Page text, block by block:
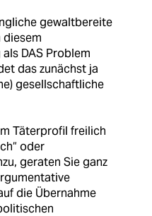
gewaltbereite
diesem
DAS Problem
das zunächst ja
gesellschaftliche
Täterprofil freilich
oder
geraten Sie ganz
die Übernahme